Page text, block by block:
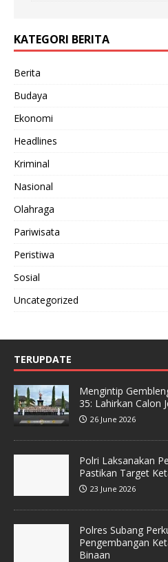
KATEGORI BERITA
Berita
Budaya
Ekonomi
Headlines
Kriminal
Nasional
Olahraga
Pariwisata
Peristiwa
Sosial
Uncategorized
TERUPDATE
Mengintip
35: Lahirkan Calon
26 June 2026
Polri Laksanakan
Pastikan Target
23 June 2026
Polres Subang
Pengembangan
Binaan